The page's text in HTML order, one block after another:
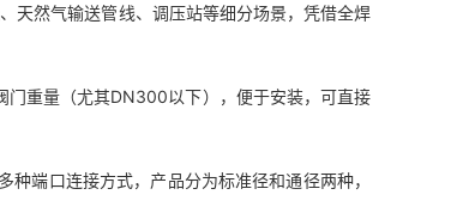
然气输送管线、调压站等细分场景，凭借全焊
重量（尤其DN300以下），便于安装，可直接
端口连接方式，产品分为标准径和通径两种，